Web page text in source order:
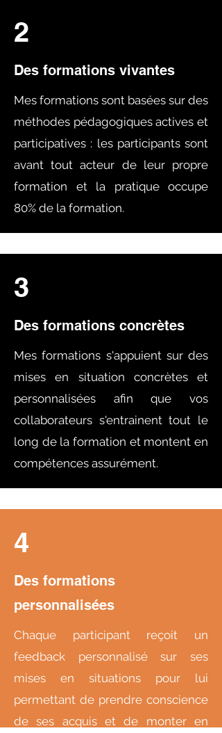
2
Des formations vivantes
Mes formations sont basées sur des
méthodes pédagogiques actives et
participatives : les participants sont
avant tout acteur de leur propre
formation et la pratique occupe
80% de la formation.
3
Des formations concrètes
Mes formations s'appuient sur des
mises en situation concrètes et
personnalisées afin que vos
collaborateurs s'entrainent tout le
long de la formation et montent en
compétences assurément.
4
Des formations
personnalisées
Chaque participant reçoit un
feedback personnalisé sur ses
mises en situations pour lui
permettant de prendre conscience
de ses acquis et de monter en